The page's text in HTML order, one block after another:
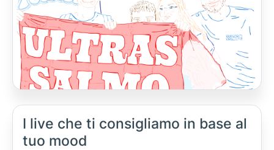
I live che ti consigliamo in base al
tuo mood